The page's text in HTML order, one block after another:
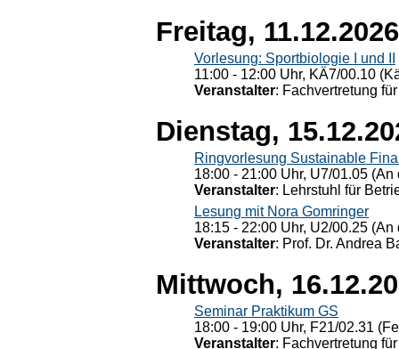
Freitag, 11.12.2026
Vorlesung: Sportbiologie I und II
11:00 - 12:00 Uhr, KÄ7/00.10
Veranstalter: Fachvertretung
Dienstag,
Ringvorlesung Sustainable
18:00 - 21:00 Uhr, U7/01.05
Veranstalter: Lehrstuhl für
Lesung mit Nora Gomringer
18:15 - 22:00 Uhr, U2/00.25
Veranstalter: Prof. Dr. Andrea
Mittwoch,
Seminar Praktikum GS
18:00 - 19:00 Uhr, F21/02.31
Veranstalter: Fachvertretung